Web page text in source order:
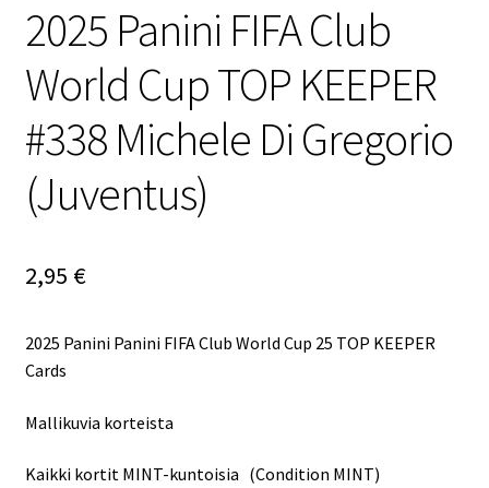
2025 Panini FIFA Club
World Cup TOP KEEPER
#338 Michele Di Gregorio
(Juventus)
2,95 €
2025 Panini Panini FIFA Club World Cup 25 TOP KEEPER
Cards
Mallikuvia korteista
Kaikki kortit MINT-kuntoisia (Condition MINT)